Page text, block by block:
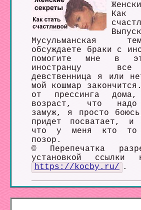
Мусульманская
обсуждаете браки с
помогите мне в
иностранцу
девственница я или
мой кошмар
от прессинга
возраст, что надо
замуж, я просто
придет посватает, и
что у меня кто
позор.
© Перепечатка
установкой ссылки
https://kocby.ru/
.